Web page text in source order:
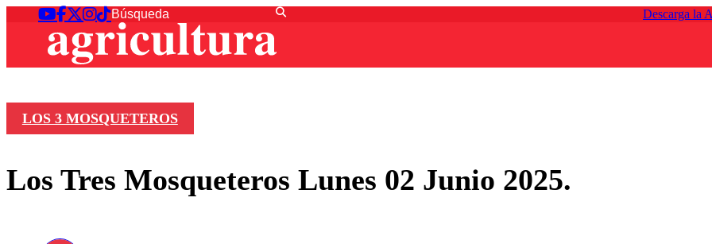
Descarga la
LOS 3 MOSQUETEROS
Los Tres Mosqueteros Lunes 02 Junio 2025.